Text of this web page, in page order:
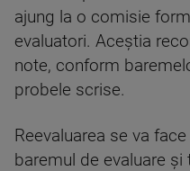
ajung la o comisie
evaluatori. Aceștia
note, conform
probele scrise.
Reevaluarea se va
baremul de evaluare